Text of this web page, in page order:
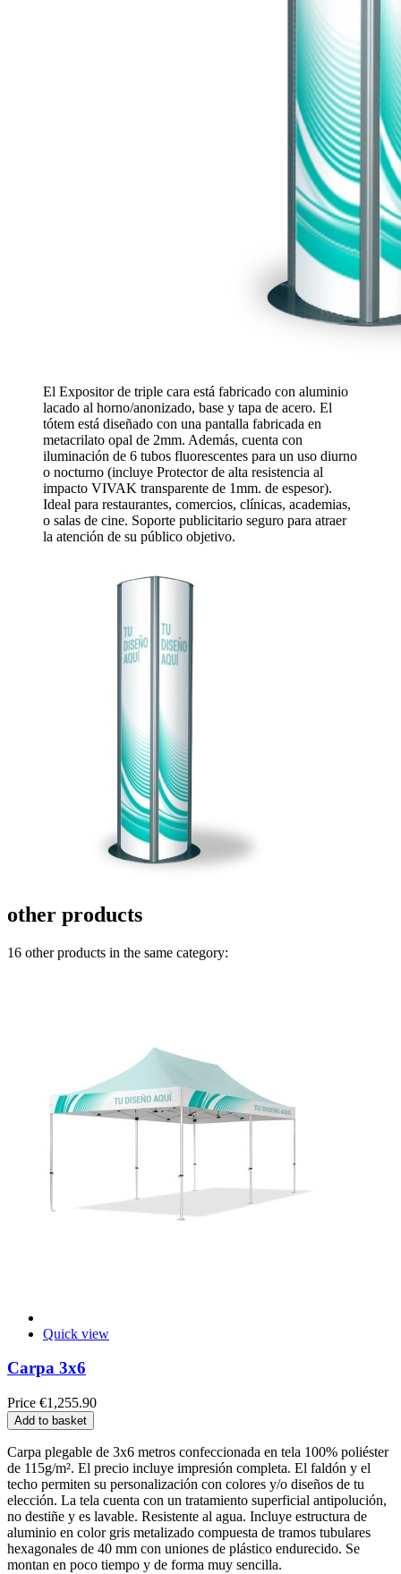
El Expositor de triple cara está fabricado con aluminio
lacado al horno/anonizado, base y tapa de acero. El
tótem está diseñado con una pantalla fabricada en
metacrilato opal de 2mm. Además, cuenta con
iluminación de 6 tubos fluorescentes para un uso diurno
o nocturno (incluye Protector de alta resistencia al
impacto VIVAK transparente de 1mm. de espesor).
Ideal para restaurantes, comercios, clínicas, academias,
o salas de cine. Soporte publicitario seguro para atraer
la atención de su público objetivo.
other products
16 other products in the same category:
Quick view
Carpa 3x6
Price €1,255.90
Add to basket
Carpa plegable de 3x6 metros confeccionada en tela 100% poliéster
de 115g/m². El precio incluye impresión completa. El faldón y el
techo permiten su personalización con colores y/o diseños de tu
elección. La tela cuenta con un tratamiento superficial antipolución,
no destiñe y es lavable. Resistente al agua. Incluye estructura de
aluminio en color gris metalizado compuesta de tramos tubulares
hexagonales de 40 mm con uniones de plástico endurecido. Se
montan en poco tiempo y de forma muy sencilla.